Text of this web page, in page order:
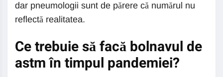
dar pneumologii sunt de părere că numărul nu
reflectă realitatea.
Ce trebuie să facă bolnavul de
astm în timpul pandemiei?